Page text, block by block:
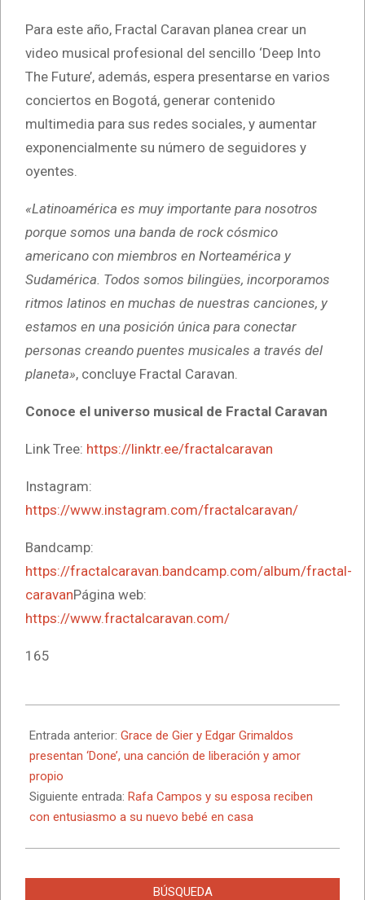
Para este año, Fractal Caravan planea crear un
video musical profesional del sencillo ‘Deep Into
The Future’, además, espera presentarse en varios
conciertos en Bogotá, generar contenido
multimedia para sus redes sociales, y aumentar
exponencialmente su número de seguidores y
oyentes.
«Latinoamérica es muy importante para nosotros
porque somos una banda de rock cósmico
americano con miembros en Norteamérica y
Sudamérica. Todos somos bilingües, incorporamos
ritmos latinos en muchas de nuestras canciones, y
estamos en una posición única para conectar
personas creando puentes musicales a través del
planeta», concluye Fractal Caravan.
Conoce el universo musical de Fractal Caravan
Link Tree: https://linktr.ee/fractalcaravan
Instagram:
https://www.instagram.com/fractalcaravan/
Bandcamp:
https://fractalcaravan.bandcamp.com/album/fractal-
caravanPágina web:
https://www.fractalcaravan.com/
165
02-
12
Entrada anterior: Grace de Gier y Edgar Grimaldos
presentan ‘Done’, una canción de liberación y amor
propio
Siguiente entrada: Rafa Campos y su esposa reciben
con entusiasmo a su nuevo bebé en casa
BÚSQUEDA